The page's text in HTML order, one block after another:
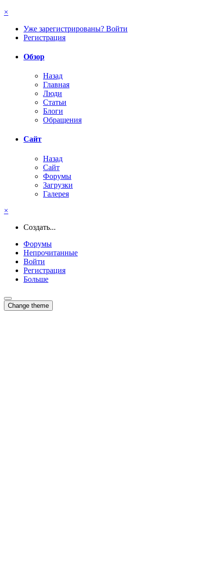
×
Уже зарегистрированы? Войти
Регистрация
Обзор
Назад
Главная
Люди
Статьи
Блоги
Обращения
Сайт
Назад
Сайт
Форумы
Загрузки
Галерея
×
Создать...
Форумы
Непрочитанные
Войти
Регистрация
Больше
Change theme